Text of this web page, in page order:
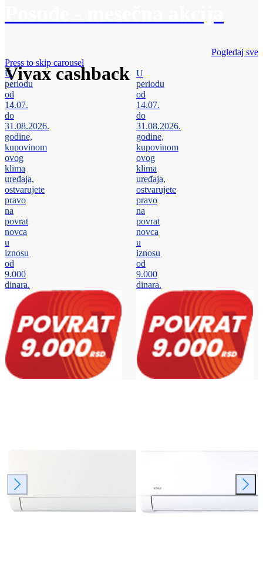
Vivax cashback
Pogledaj sve
Press to skip carousel
U
periodu
od
14.07.
do
31.08.2026.
godine,
kupovinom
ovog
klima
uređaja,
ostvarujete
pravo
na
povrat
novca
u
iznosu
od
9.000
dinara.
U
periodu
od
14.07.
do
31.08.2026.
godine,
kupovinom
ovog
klima
uređaja,
ostvarujete
pravo
na
povrat
novca
u
iznosu
od
9.000
dinara.